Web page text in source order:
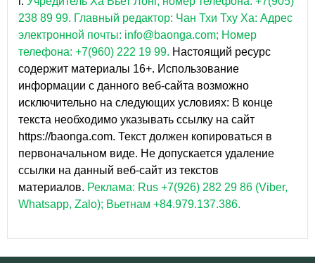
238 89 99. Главный редактор: Чан Тхи Тху Ха: Адрес
электронной почты: info@baonga.com; Номер
телефона: +7(960) 222 19 99. Настоящий ресурс
содержит материалы 16+. Использование
информации с данного веб-сайта возможно
исключительно на следующих условиях: В конце
текста необходимо указывать ссылку на сайт
https://baonga.com. Текст должен копироваться в
первоначальном виде. Не допускается удаление
ссылки на данный веб-сайт из текстов
материалов. Реклама: Rus +7(926) 282 29 86 (Viber,
Whatsapp, Zalo); Вьетнам +84.979.137.386.